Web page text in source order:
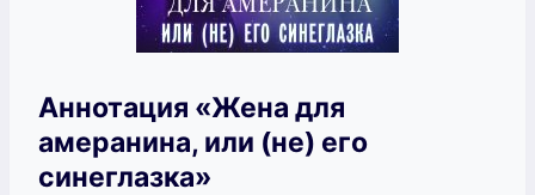
Аннотация «Жена для
амеранина, или (не) его
синеглазка»